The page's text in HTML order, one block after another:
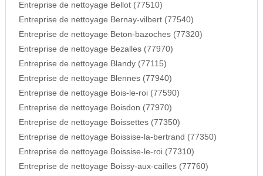
Entreprise de nettoyage Bellot (77510)
Entreprise de nettoyage Bernay-vilbert (77540)
Entreprise de nettoyage Beton-bazoches (77320)
Entreprise de nettoyage Bezalles (77970)
Entreprise de nettoyage Blandy (77115)
Entreprise de nettoyage Blennes (77940)
Entreprise de nettoyage Bois-le-roi (77590)
Entreprise de nettoyage Boisdon (77970)
Entreprise de nettoyage Boissettes (77350)
Entreprise de nettoyage Boissise-la-bertrand (77350)
Entreprise de nettoyage Boissise-le-roi (77310)
Entreprise de nettoyage Boissy-aux-cailles (77760)